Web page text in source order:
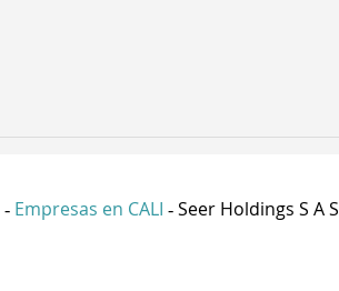
- Empresas en CALI - Seer Holdings S A S